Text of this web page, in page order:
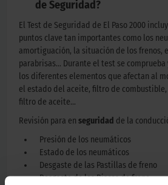
de Seguridad?
El Test de Seguridad de El Paso 2000
puntos clave tan importantes como los
amortiguación, la situación de los frenos,
parabrisas… Durante el test se
los diferentes elementos que afectan al
el estado del aceite, filtro de
filtro de aceite…
Revisión para en seguridad de la
Presión de los neumáticos
Estado de los neumáticos
Desgaste de las Pastillas de freno
Desgaste de los Discos de freno